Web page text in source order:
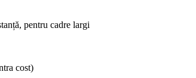
pentru cadre largi
cost)